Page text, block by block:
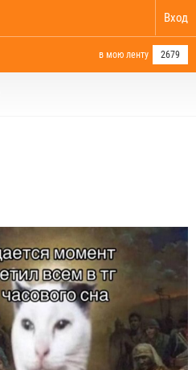
Вход
в мою ленту 2679